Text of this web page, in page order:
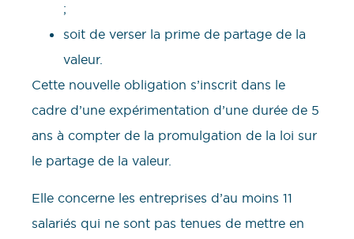
;
soit de verser la prime de partage de la
valeur.
Cette nouvelle obligation s’inscrit dans le
cadre d’une expérimentation d’une durée de 5
ans à compter de la promulgation de la loi sur
le partage de la valeur.
Elle concerne les entreprises d’au moins 11
salariés qui ne sont pas tenues de mettre en